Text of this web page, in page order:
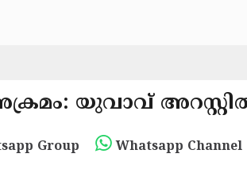
അക്രമം: യുവാവ്
Group Whatsapp Channel